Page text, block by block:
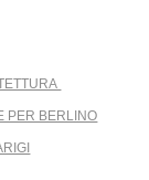
PER BERLINO